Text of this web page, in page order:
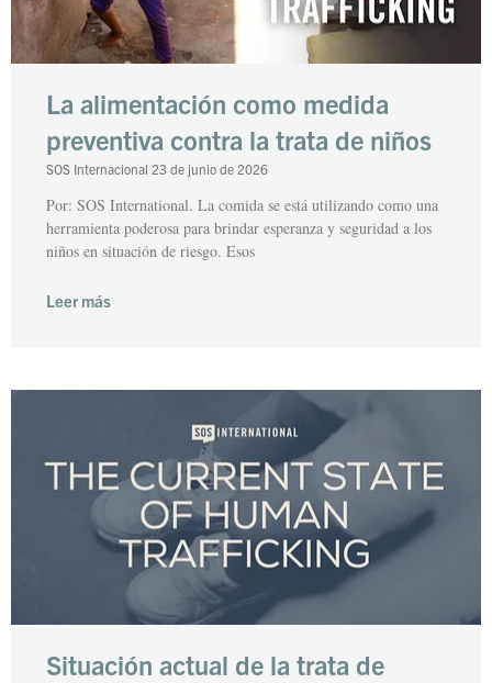
La alimentación como medida
preventiva contra la trata de niños
SOS Internacional 23 de junio de 2026
Por: SOS International. La comida se está utilizando como una
herramienta poderosa para brindar esperanza y seguridad a los
niños en situación de riesgo. Esos
Leer más
Situación actual de la trata de